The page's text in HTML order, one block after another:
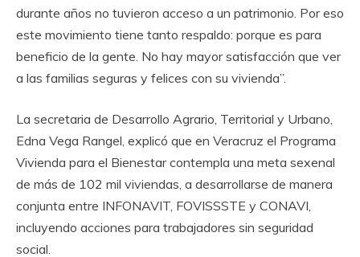
durante años no tuvieron acceso a un patrimonio. Por eso
este movimiento tiene tanto respaldo: porque es para
beneficio de la gente. No hay mayor satisfacción que ver
a las familias seguras y felices con su vivienda”.
La secretaria de Desarrollo Agrario, Territorial y Urbano,
Edna Vega Rangel, explicó que en Veracruz el Programa
Vivienda para el Bienestar contempla una meta sexenal
de más de 102 mil viviendas, a desarrollarse de manera
conjunta entre INFONAVIT, FOVISSSTE y CONAVI,
incluyendo acciones para trabajadores sin seguridad
social.